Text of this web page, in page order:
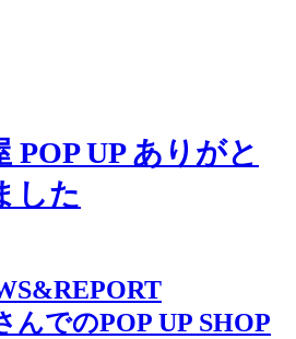
POP UP ありがと
した
んでのPOP UP SHOP